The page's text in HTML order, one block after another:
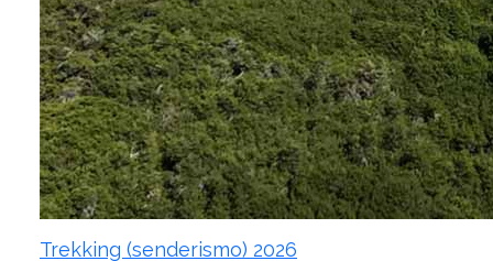
Trekking (senderismo) 2026